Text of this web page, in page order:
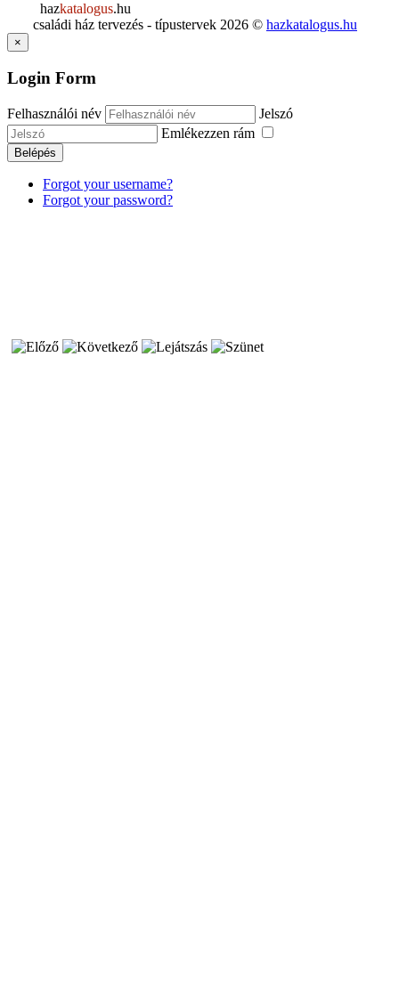
hazkatalogus.hu
családi ház tervezés - típustervek 2026 © hazkatalogus.hu
×
Login Form
Felhasználói név
Jelszó
Emlékezzen rám
Belépés
Forgot your username?
Forgot your password?